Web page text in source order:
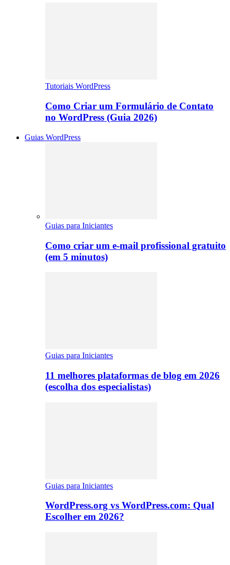
Tutoriais WordPress
Como Criar um Formulário de Contato
no WordPress (Guia 2026)
Guias WordPress
Guias para Iniciantes
Como criar um e-mail profissional gratuito
(em 5 minutos)
Guias para Iniciantes
11 melhores plataformas de blog em 2026
(escolha dos especialistas)
Guias para Iniciantes
WordPress.org vs WordPress.com: Qual
Escolher em 2026?